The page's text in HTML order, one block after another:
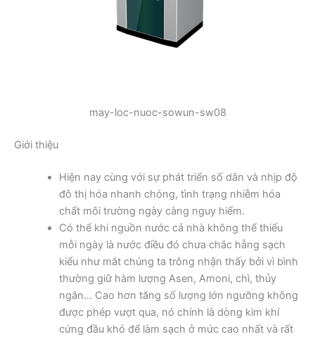
may-loc-nuoc-sowun-sw08
Giới thiệu
Hiện nay cùng với sự phát triển số dân và nhịp độ
đô thị hóa nhanh chóng, tình trạng nhiễm hóa
chất môi trường ngày càng nguy hiểm.
Có thể khi nguồn nước cả nhà không thể thiếu
mỗi ngày là nước điều đó chưa chắc hẵng sạch
kiểu như mắt chúng ta trông nhận thấy bởi vì bình
thường giữ hàm lượng Asen, Amoni, chì, thủy
ngân… Cao hơn tăng số lượng lớn ngưỡng không
được phép vượt qua, nó chính là dòng kim khí
cứng đầu khó để làm sạch ở mức cao nhất và rất